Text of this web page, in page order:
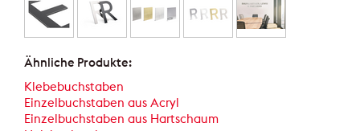
Ähnliche Produkte:
Klebebuchstaben
Einzelbuchstaben aus Acryl
Einzelbuchstaben aus Hartschaum